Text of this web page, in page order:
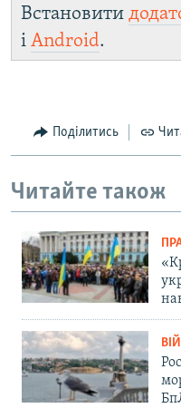
Встановити
і Android.
Поділитись
Читайте також